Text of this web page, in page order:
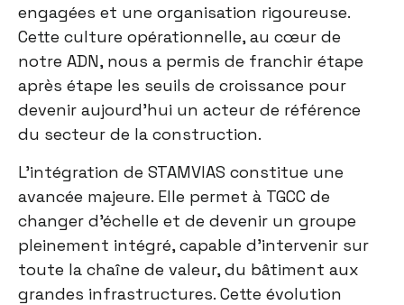
engagées et une organisation rigoureuse.
Cette culture opérationnelle, au cœur de
notre ADN, nous a permis de franchir étape
après étape les seuils de croissance pour
devenir aujourd’hui un acteur de référence
du secteur de la construction.
L’intégration de STAMVIAS constitue une
avancée majeure. Elle permet à TGCC de
changer d’échelle et de devenir un groupe
pleinement intégré, capable d’intervenir sur
toute la chaîne de valeur, du bâtiment aux
grandes infrastructures. Cette évolution